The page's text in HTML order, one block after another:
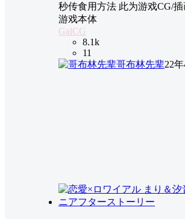
秒传食用方法 此为游戏CG/
游戏本体
GalCG
8.1k
11
哥布林先辈22